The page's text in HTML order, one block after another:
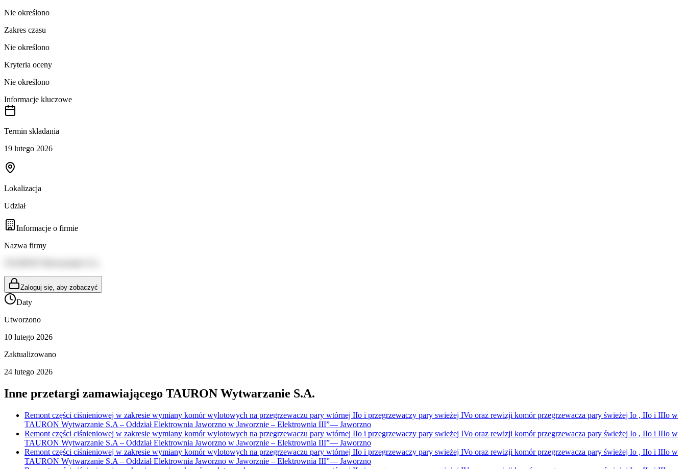
Nie określono
Zakres czasu
Nie określono
Kryteria oceny
Nie określono
Informacje kluczowe
Termin składania
19 lutego 2026
Lokalizacja
Udział
Informacje o firmie
Nazwa firmy
Zaloguj się, aby zobaczyć
Daty
Utworzono
10 lutego 2026
Zaktualizowano
24 lutego 2026
Inne przetargi zamawiającego TAURON Wytwarzanie S.A.
Remont części ciśnieniowej w zakresie wymiany komór wylotowych na przegrzewaczu pary wtórnej IIo i przegrzewaczy pary swieżej IVo oraz rewizji komór przegrzewacza pary świeżej Io , IIo i IIIo w
TAURON Wytwarzanie S.A – Oddział Elektrownia Jaworzno w Jaworznie – Elektrownia III”— Jaworzno
Remont części ciśnieniowej w zakresie wymiany komór wylotowych na przegrzewaczu pary wtórnej IIo i przegrzewaczy pary swieżej IVo oraz rewizji komór przegrzewacza pary świeżej Io , IIo i IIIo w
TAURON Wytwarzanie S.A – Oddział Elektrownia Jaworzno w Jaworznie – Elektrownia III”— Jaworzno
Remont części ciśnieniowej w zakresie wymiany komór wylotowych na przegrzewaczu pary wtórnej IIo i przegrzewaczy pary swieżej IVo oraz rewizji komór przegrzewacza pary świeżej Io , IIo i IIIo w
TAURON Wytwarzanie S.A – Oddział Elektrownia Jaworzno w Jaworznie – Elektrownia III”— Jaworzno